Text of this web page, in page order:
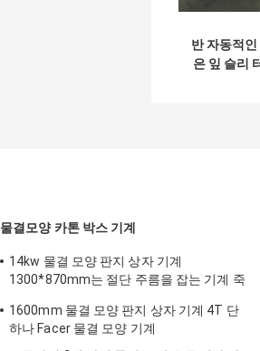
반 자동적
은 잎 슬리
물결모양 카톤 박스 기계
14kw 물결 모양 판지 상자 기계
1300*870mm는 절단 주름을 잡는 기계 죽
1600mm 물결 모양 판지 상자 기계 4T 단
하나 Facer 물결 모양 기계